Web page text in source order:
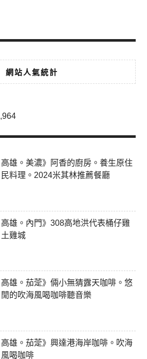
網站人氣統計
高雄。美濃》阿香的廚房。養生原住
民料理。2024米其林推薦餐廳
高雄。內門》308高地洪代表桶仔雞
土雞城
高雄。茄萣》倆小無猜露天咖啡。悠
閒的吹海風喝咖啡聽音樂
高雄。茄萣》興達港海岸咖啡。吹海
風喝咖啡